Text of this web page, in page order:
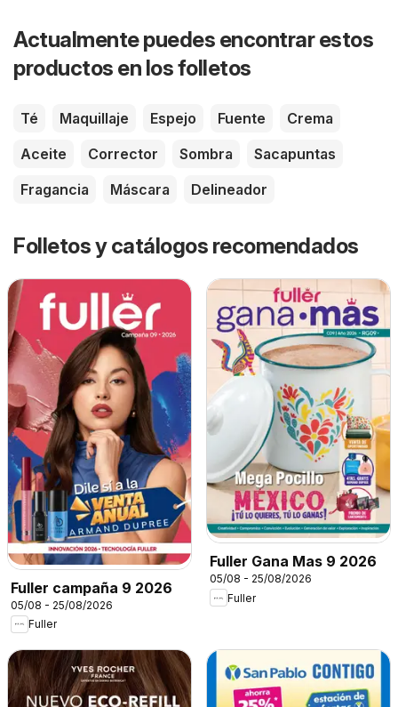
Actualmente puedes encontrar estos
productos en los folletos
Té Maquillaje Espejo Fuente
Crema
Aceite
Corrector Sombra
Sacapuntas
Fragancia
Máscara Delineador
Folletos y catálogos recomendados
Fuller campaña 9 2026
05/08 - 25/08/2026
Fuller
Fuller Gana Mas 9 2026
05/08 - 25/08/2026
Fuller